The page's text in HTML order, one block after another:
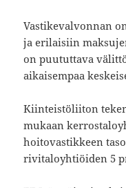
Vastikevalvonnan
ja erilaisiin
on puututtava
aikaisempaa
Kiinteistöliiton
mukaan
hoitovastikkeen
rivitaloyhtiöiden 5